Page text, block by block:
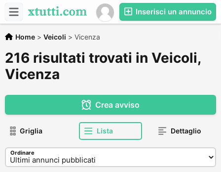
Inserisci un annuncio
Home > Veicoli > Vicenza
216 risultati trovati in Veicoli,
Vicenza
Crea avviso
Griglia Lista Dettaglio
Ordinare